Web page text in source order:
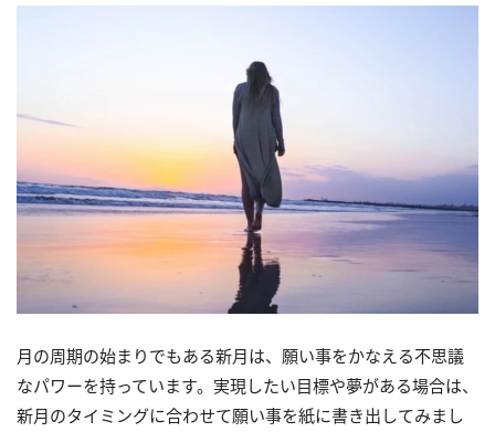
月の周期の始まりでもある新月は、願い事をかなえる不思議
なパワーを持っています。実現したい目標や夢がある場合は、
新月のタイミングに合わせて願い事を紙に書き出してみまし